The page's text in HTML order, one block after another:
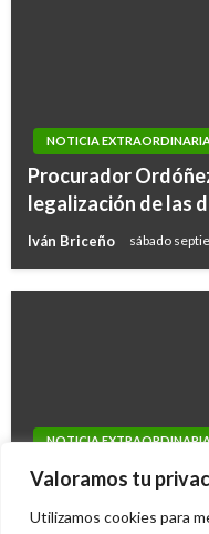
Valoramos tu
Utilizamos cookies para
NOTICIA
Procurador
legalización de las
Iván Briceño sábado
NOTICIA
Fiscalía abre